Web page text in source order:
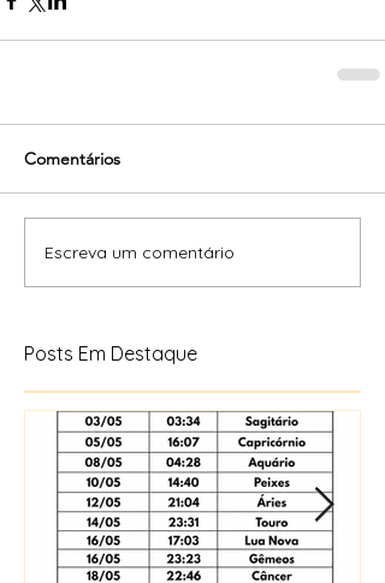
Comentários
Escreva um comentário
Posts Em Destaque